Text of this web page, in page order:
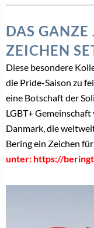
DAS GANZE
ZEICHEN
Diese besondere
die Pride-Saison zu
eine Botschaft der
LGBT+
Danmark, die
Bering ein Zeichen
unter: https://